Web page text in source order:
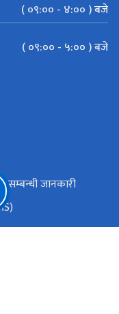
( ०९:०० - ४:०० ) बजे
( ०९:०० - ५:०० ) बजे
सम्बन्धी जानकारी